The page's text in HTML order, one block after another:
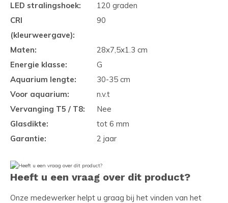
LED stralingshoek:
120 graden
CRI
(kleurweergave):
90
Maten:
28x7,5x1.3 cm
Energie klasse:
G
Aquarium lengte:
30-35 cm
Voor aquarium:
n.v.t
Vervanging T5 / T8:
Nee
Glasdikte:
tot 6 mm
Garantie:
2 jaar
Heeft u een vraag over dit product?
Onze medewerker helpt u graag bij het vinden van het